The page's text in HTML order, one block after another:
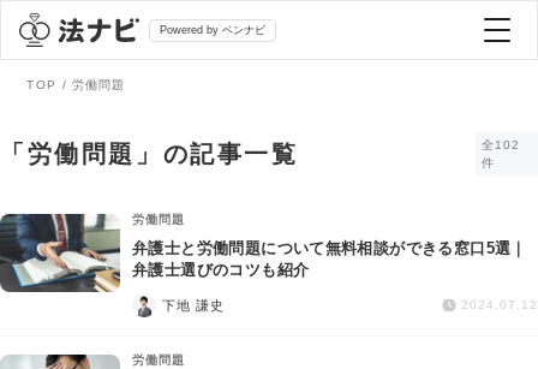
Powered by ベンナビ
全て
法律相談
弁護士を探す
おすすめ弁護士診断
TOP 労働問題
「労働問題」の記事一覧
全102
件
労働問題
弁護士と労働問題について無料相談ができる窓口5選｜
弁護士選びのコツも紹介
下地 謙史 2024.07.12
労働問題